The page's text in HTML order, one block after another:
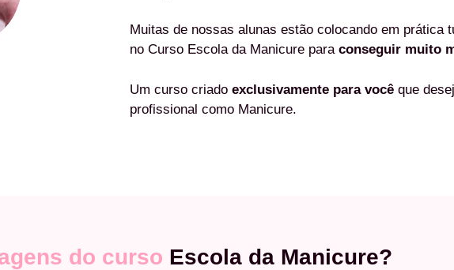
Muitas de nossas alunas estão colocando em prática
no Curso Escola da Manicure para conseguir muito
Um curso criado exclusivamente para você que
profissional como Manicure.
do curso Escola da Manicure?